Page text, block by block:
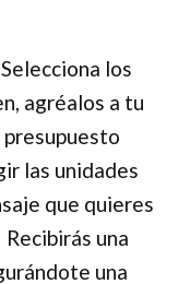
Selecciona los
agréalos a tu
las unidades
que quieres
una
una